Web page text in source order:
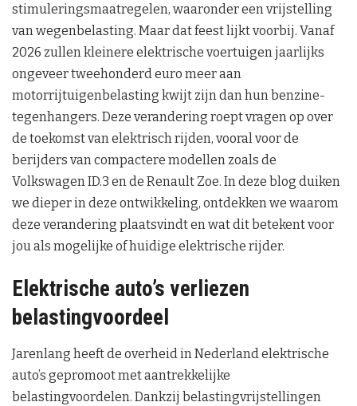
stimuleringsmaatregelen, waaronder een vrijstelling
van wegenbelasting. Maar dat feest lijkt voorbij. Vanaf
2026 zullen kleinere elektrische voertuigen jaarlijks
ongeveer tweehonderd euro meer aan
motorrijtuigenbelasting kwijt zijn dan hun benzine-
tegenhangers. Deze verandering roept vragen op over
de toekomst van elektrisch rijden, vooral voor de
berijders van compactere modellen zoals de
Volkswagen ID.3 en de Renault Zoe. In deze blog duiken
we dieper in deze ontwikkeling, ontdekken we waarom
deze verandering plaatsvindt en wat dit betekent voor
jou als mogelijke of huidige elektrische rijder.
Elektrische auto’s verliezen
belastingvoordeel
Jarenlang heeft de overheid in Nederland elektrische
auto’s gepromoot met aantrekkelijke
belastingvoordelen. Dankzij belastingvrijstellingen